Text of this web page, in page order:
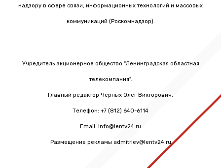
надзору в сфере связи, информационных технологий и массовых
коммуникаций (Роскомнадзор).
Учредитель акционерное общество "Ленинградская областная
телекомпания".
Главный редактор Черных Олег Викторович.
Телефон: +7 (812) 640-6114
Email: info@lentv24.ru
Размещение рекламы admitriev@lentv24.ru